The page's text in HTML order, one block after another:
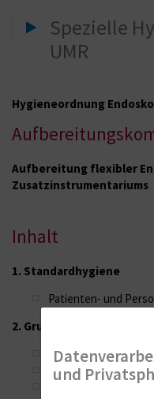
Spezielle
UMR
Hygieneordnung
Aufbereitung flexibler
Zusatzinstrumentariums
Inhalt
1. Standardhygiene
Patienten- und
2. Grundlegende
Aufbereitung
Aufbereitungsraum
und